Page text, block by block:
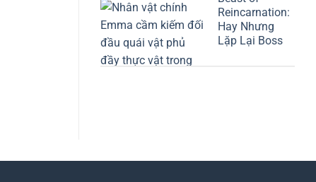
Reincarnation:
Hay Nhưng
Lặp Lại Boss